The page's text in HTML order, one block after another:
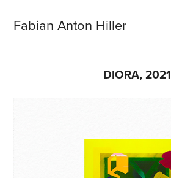
Fabian Anton Hiller
DIORA, 2021